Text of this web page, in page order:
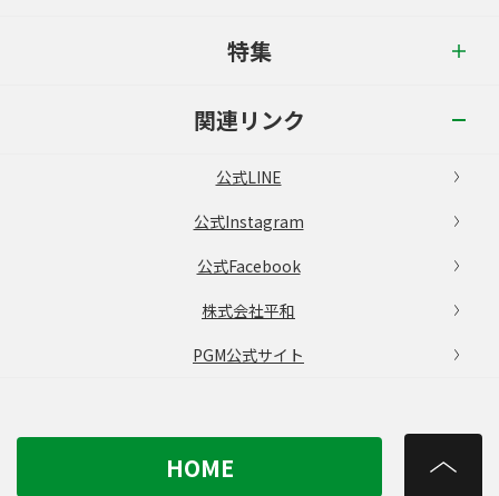
特集
関連リンク
公式LINE
公式Instagram
公式Facebook
株式会社平和
PGM公式サイト
HOME